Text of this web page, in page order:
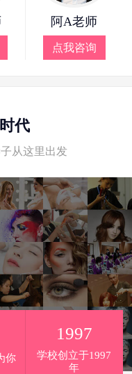
阿A老师
点我咨询
代
从这里出发
你
1997
学校创立于1997
年